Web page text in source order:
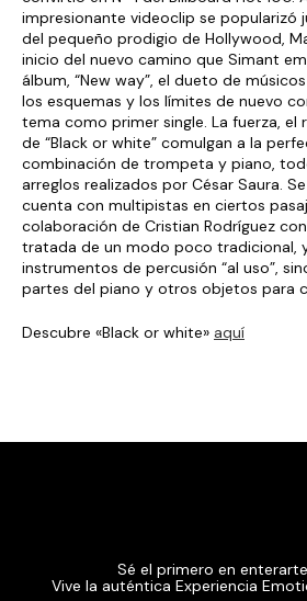
impresionante videoclip se popularizó
del pequeño prodigio de Hollywood,
inicio del nuevo camino que Simant
álbum, “New way”, el dueto de
los esquemas y los límites de nuevo
tema como primer single. La fuerza, el
de “Black or white” comulgan a la
combinación de trompeta y piano,
arreglos realizados por César Saura.
cuenta con multipistas en ciertos
colaboración de Cristian Rodríguez
tratada de un modo poco tradicional,
instrumentos de percusión “al uso”,
partes del piano y otros objetos para
Descubre «Black or white» aquí
Sé el primero en
Vive la auténtica Experiencia